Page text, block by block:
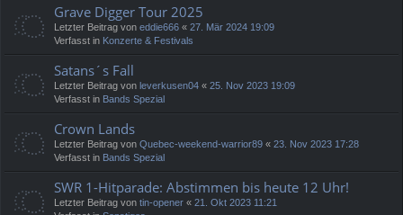
Grave Digger Tour 2025
Letzter Beitrag von eddie666 « 27. Mär 2024 19:09
Verfasst in Konzerte & Festivals
Satans´s Fall
Letzter Beitrag von leverkusen04 « 25. Nov 2023 19:09
Verfasst in Bands Spezial
Crown Lands
Letzter Beitrag von Quebec-weekend-warrior89 « 23. Nov 2023 17:28
Verfasst in Bands Spezial
SWR 1-Hitparade: Abstimmen bis heute 12 Uhr!
Letzter Beitrag von tin-opener « 21. Okt 2023 11:21